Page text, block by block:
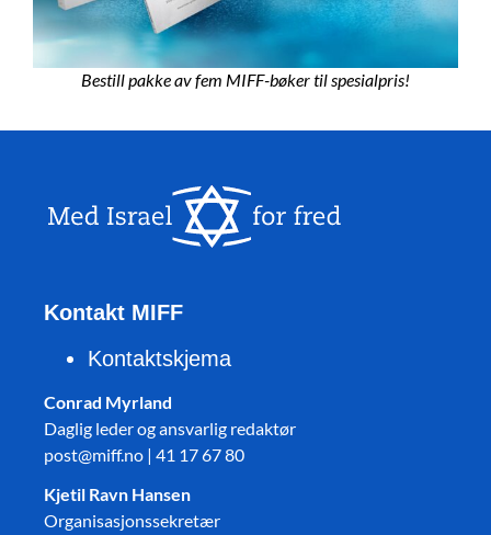
Bestill pakke av fem MIFF-bøker til spesialpris!
Kontakt MIFF
Kontaktskjema
Conrad Myrland
Daglig leder og ansvarlig redaktør
post@miff.no | 41 17 67 80
Kjetil Ravn Hansen
Organisasjonssekretær